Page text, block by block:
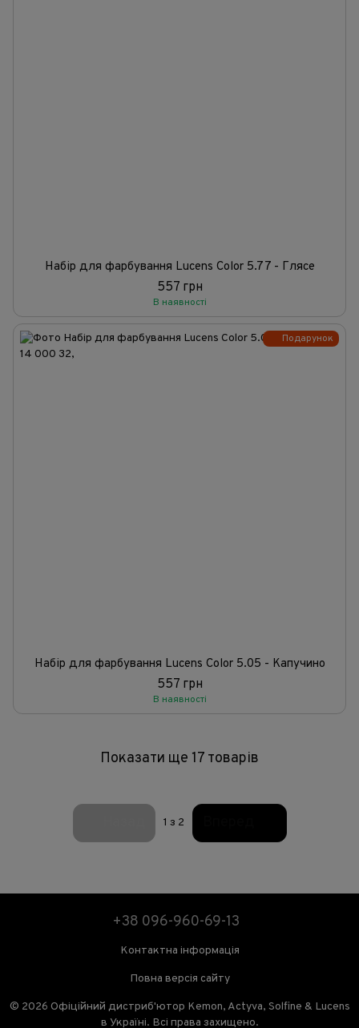
Набір для фарбування Lucens Color 5.77 - Глясе
557 грн
В наявності
Подарунок
Набір для фарбування Lucens Color 5.05 - Капучино
557 грн
В наявності
Показати ще 17 товарів
1 з 2
+38 096-960-69-13
Контактна інформація
Повна версія сайту
© 2026 Офіційний дистриб'ютор Kemon, Actyva, Solfine & Lucens
в Україні. Всі права захищено.